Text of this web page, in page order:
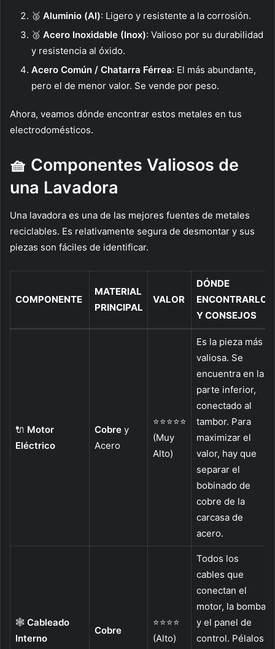
🥈 Aluminio (Al): Ligero y resistente a la corrosión.
🥉 Acero Inoxidable (Inox): Valioso por su durabilidad
y resistencia al óxido.
Acero Común / Chatarra Férrea: El más abundante,
pero el de menor valor. Se vende por peso.
Ahora, veamos dónde encontrar estos metales en tus
electrodomésticos.
🧺 Componentes Valiosos de
una Lavadora
Una lavadora es una de las mejores fuentes de metales
reciclables. Es relativamente segura de desmontar y sus
piezas son fáciles de identificar.
COMPONENTE
MATERIAL
PRINCIPAL
VALOR
DÓNDE
ENCONTRARLO
Y CONSEJOS
🔌 Motor
Eléctrico
Cobrey
Acero
⭐⭐⭐⭐⭐
(Muy
Alto)
Es la pieza más
valiosa. Se
encuentra en la
parte inferior,
conectado al
tambor. Para
maximizar el
valor, hay que
separar el
bobinado de
cobre de la
carcasa de
acero.
🕸️ Cableado
Interno
Cobre
⭐⭐⭐⭐
(Alto)
Todos los
cables que
conectan el
motor, la bomba
y el panel de
control. Pélalos